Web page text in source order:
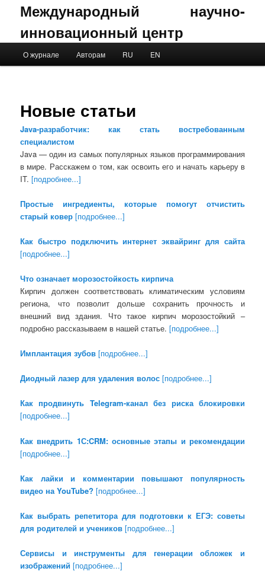
Международный научно-
инновационный центр
Skip to primary content
Skip to secondary content
О журнале Авторам RU EN
Новые статьи
Java-разработчик: как стать востребованным
специалистом
Java — один из самых популярных языков программирования
в мире. Расскажем о том, как освоить его и начать карьеру в
IT.[подробнее...]
Простые ингредиенты, которые помогут отчистить
старый ковер [подробнее...]
Как быстро подключить интернет эквайринг для сайта
[подробнее...]
Что означает морозостойкость кирпича
Кирпич должен соответствовать климатическим условиям
региона, что позволит дольше сохранить прочность и
внешний вид здания. Что такое кирпич морозостойкий –
подробно рассказываем в нашей статье.[подробнее...]
Имплантация зубов [подробнее...]
Диодный лазер для удаления волос [подробнее...]
Как продвинуть Telegram-канал без риска блокировки
[подробнее...]
Как внедрить 1С:CRM: основные этапы и рекомендации
[подробнее...]
Как лайки и комментарии повышают популярность
видео на YouTube? [подробнее...]
Как выбрать репетитора для подготовки к ЕГЭ: советы
для родителей и учеников [подробнее...]
Сервисы и инструменты для генерации обложек и
изображений [подробнее...]